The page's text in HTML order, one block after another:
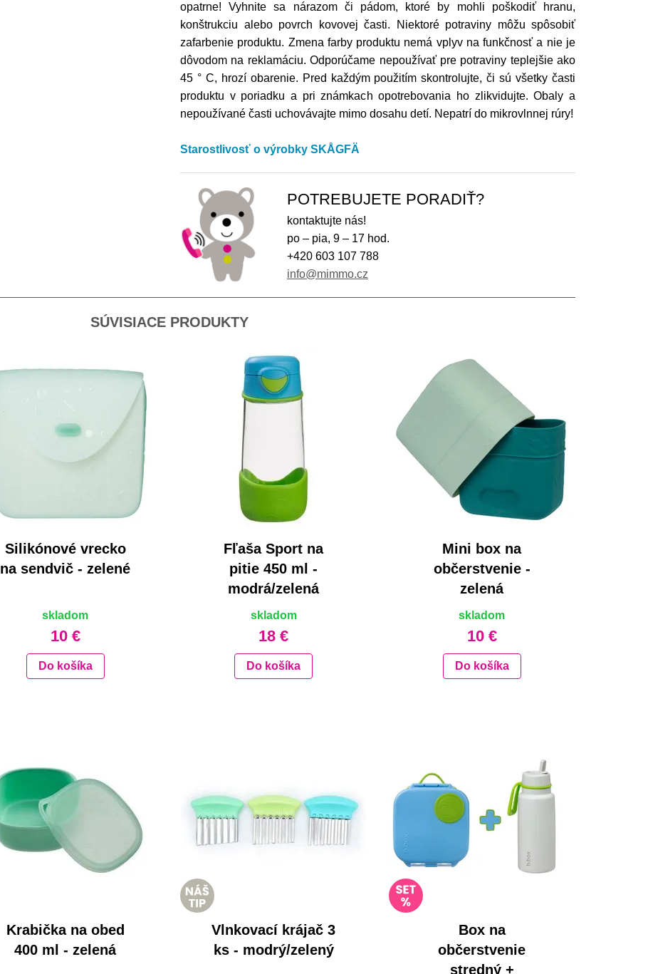
opatrne! Vyhnite sa nárazom či pádom, ktoré by mohli poškodiť hranu,
konštrukciu alebo povrch kovovej časti. Niektoré potraviny môžu spôsobiť
zafarbenie produktu. Zmena farby produktu nemá vplyv na funkčnosť a nie je
dôvodom na reklamáciu. Odporúčame nepoužívať pre potraviny teplejšie ako
45 ° C, hrozí obarenie. Pred každým použitím skontrolujte, či sú všetky časti
produktu v poriadku a pri známkach opotrebovania ho zlikvidujte. Obaly a
nepoužívané časti uchovávajte mimo dosahu detí. Nepatrí do mikrovlnnej rúry!
Starostlivosť o výrobky SKÅGFÄ
POTREBUJETE PORADIŤ?
kontaktujte nás!
po – pia, 9 – 17 hod.
+420 603 107 788
info@mimmo.cz
SÚVISIACE PRODUKTY
Silikónové vrecko
na sendvič - zelené
skladom
10 €
Do košíka
Fľaša Sport na
pitie 450 ml -
modrá/zelená
skladom
18 €
Do košíka
Mini box na
občerstvenie -
zelená
skladom
10 €
Do košíka
Krabička na obed
400 ml - zelená
Vlnkovací krájač 3
ks - modrý/zelený
Box na
občerstvenie
stredný +